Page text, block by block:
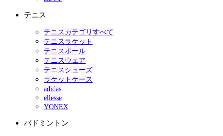
テニス
テニスカテゴリすべて
テニスラケット
テニスボール
テニスウェア
テニスシューズ
ラケットケース
adidas
ellesse
YONEX
バドミントン